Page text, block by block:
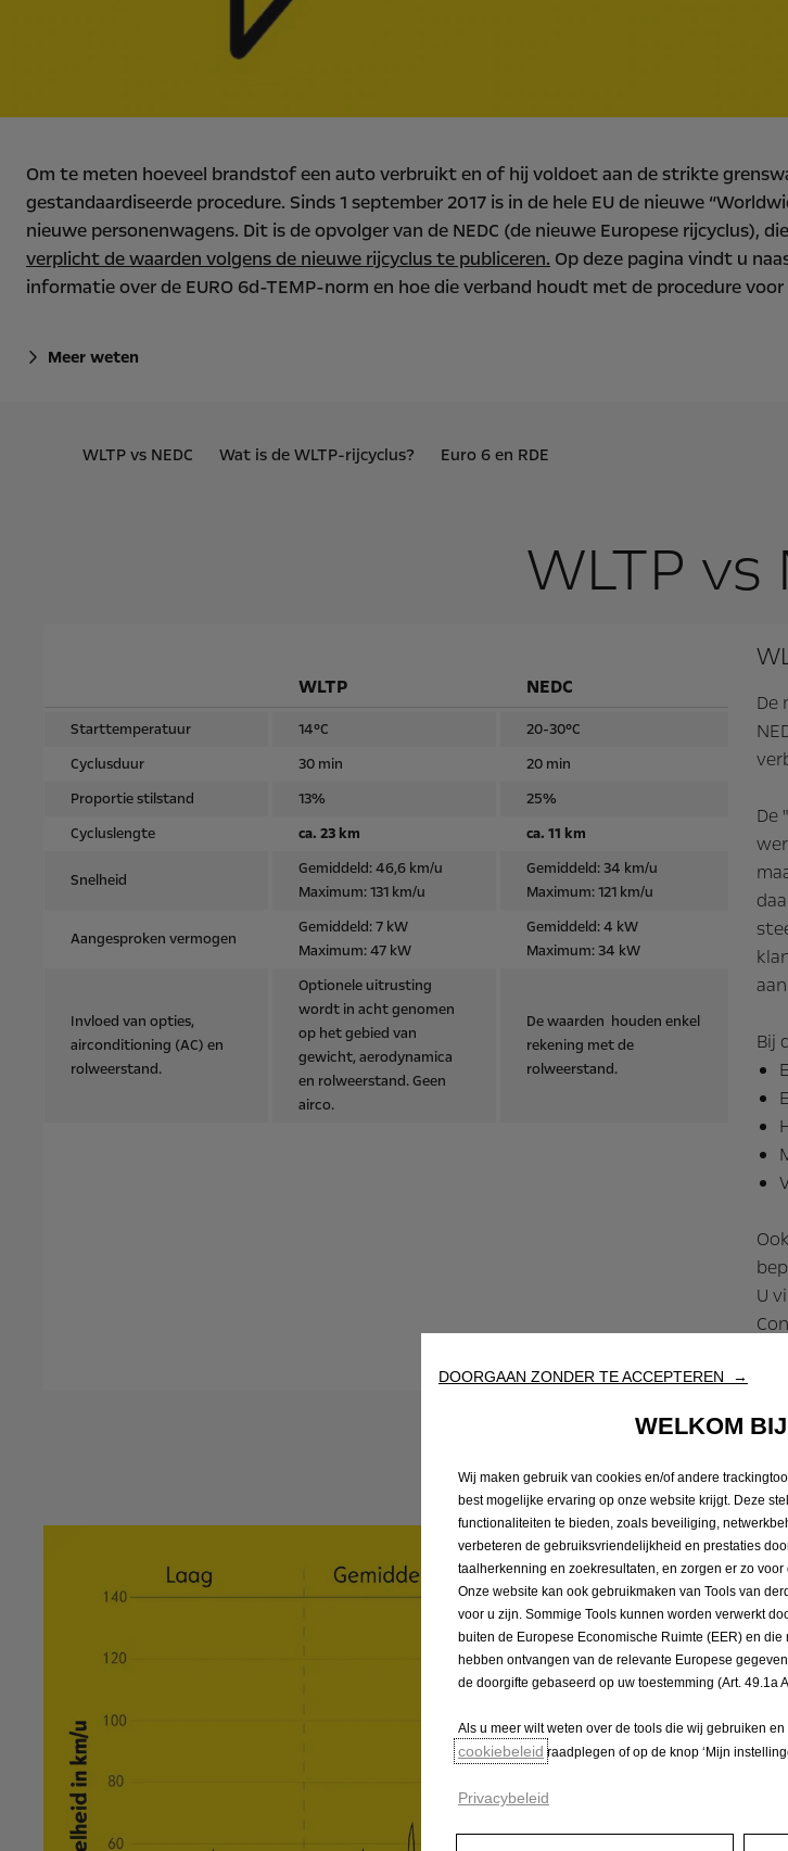
Om te meten hoeveel brandstof een auto verbruikt en of hij voldoet aan de strikte
gestandaardiseerde procedure. Sinds 1 september 2017 is in de hele EU de nieuwe
nieuwe personenwagens. Dit is de opvolger van de NEDC (de nieuwe Europese rijcyclus),
verplicht de waarden volgens de nieuwe rijcyclus te publiceren. Op deze pagina vindt u
informatie over de EURO 6d-TEMP-norm en hoe die verband houdt met de procedure
Meer weten
WLTP vs NEDC Wat is de WLTP-rijcyclus? Euro 6 en RDE
WLTP vs
WLTP NEDC
Starttemperatuur 14°C
20-30°C
Cyclusduur
30 min
20 min
Proportie stilstand
13%
25%
Cycluslengte
ca. 23 km ca. 11 km
Snelheid
Gemiddeld: 46,6 km/u
Maximum: 131 km/u
Gemiddeld: 34 km/u
Maximum: 121 km/u
Aangesproken vermogen
Gemiddeld: 7 kW
Maximum: 47 kW
Gemiddeld: 4 kW
Maximum: 34 kW
Invloed van opties,
airconditioning (AC) en
rolweerstand.
Optionele uitrusting
wordt in acht genomen
op het gebied van
gewicht, aerodynamica
en rolweerstand. Geen
airco.
De waarden houden enkel
rekening met de
rolweerstand.
De
De
Bij
U
Wat is de
DOORGAAN ZONDER TE ACCEPTEREN →
WELKOM
Wij maken gebruik van cookies en/of andere
best mogelijke ervaring op onze website krijgt. Deze
functionaliteiten te bieden, zoals beveiliging,
verbeteren de gebruiksvriendelijkheid en prestaties
taalherkenning en zoekresultaten, en zorgen er zo
Onze website kan ook gebruikmaken van Tools van
voor u zijn. Sommige Tools kunnen worden verwerkt
buiten de Europese Economische Ruimte (EER) en
hebben ontvangen van de relevante Europese
de doorgifte gebaseerd op uw toestemming (Art. 49.1a
Als u meer wilt weten over de tools die wij gebruiken
cookiebeleid raadplegen of op de knop ‘Mijn
Privacybeleid